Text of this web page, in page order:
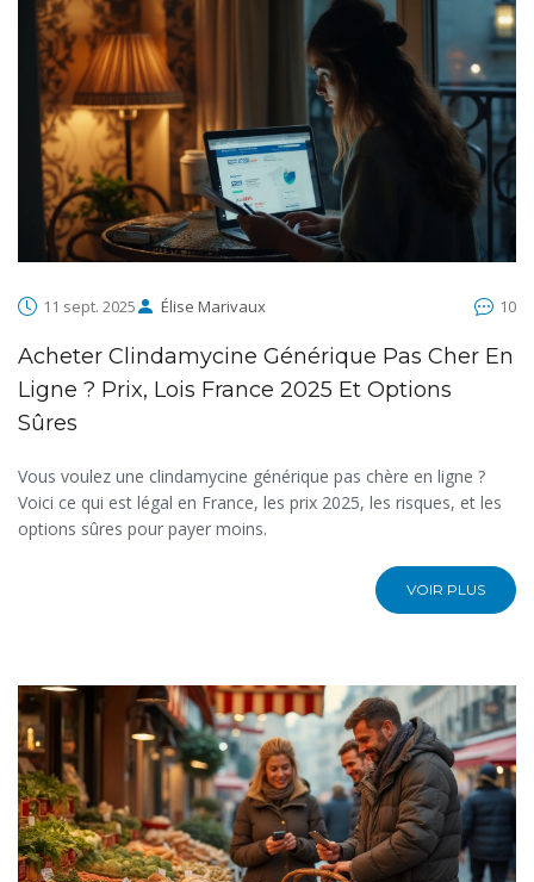
11 sept. 2025 Élise Marivaux 10
Acheter Clindamycine Générique Pas Cher En
Ligne ? Prix, Lois France 2025 Et Options
Sûres
Vous voulez une clindamycine générique pas chère en ligne ?
Voici ce qui est légal en France, les prix 2025, les risques, et les
options sûres pour payer moins.
VOIR PLUS